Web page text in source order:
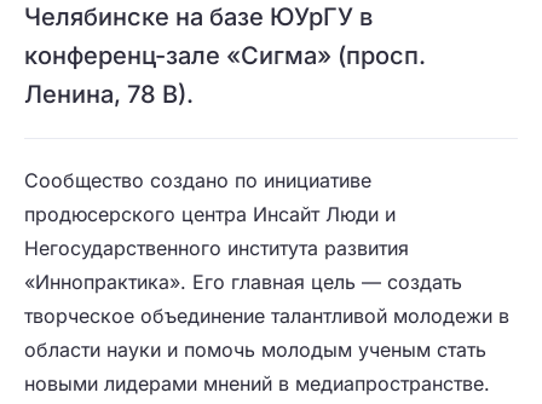
Челябинске на базе ЮУрГУ в
конференц-зале «Сигма» (просп.
Ленина, 78 В).
Сообщество создано по инициативе
продюсерского центра Инсайт Люди и
Негосударственного института развития
«Иннопрактика». Его главная цель — создать
творческое объединение талантливой молодежи в
области науки и помочь молодым ученым стать
новыми лидерами мнений в медиапространстве.